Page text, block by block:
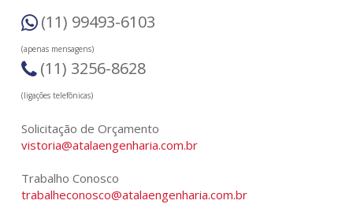
(11) 99493-6103
(apenas mensagens)
(11) 3256-8628
(ligações telefônicas)
Solicitação de Orçamento
vistoria@atalaengenharia.com.br
Trabalho Conosco
trabalheconosco@atalaengenharia.com.br